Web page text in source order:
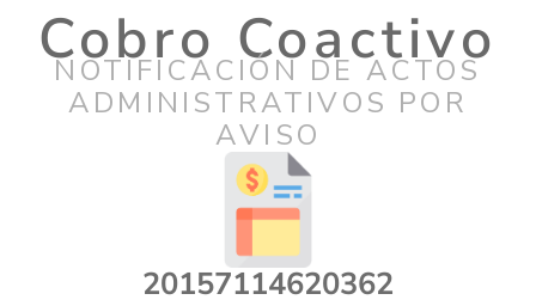
Cobro Coactivo
NOTIFICACIÓN DE ACTOS
ADMINISTRATIVOS POR
AVISO
20157114620362